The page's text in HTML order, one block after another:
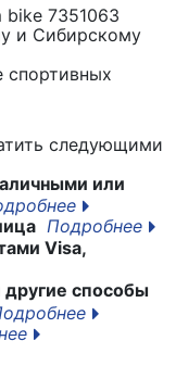
bike 7351063
и Сибирскому
спортивных
следующими
или
Подробнее
Visa,
способы